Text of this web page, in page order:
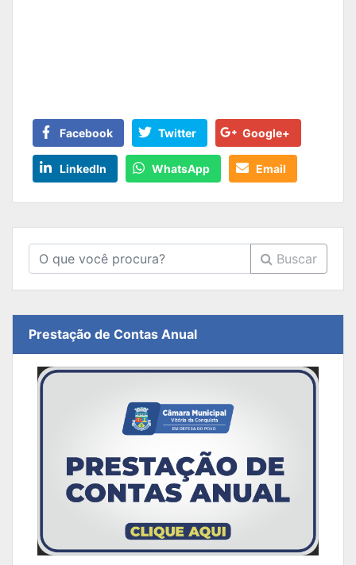
Facebook Twitter Google+
LinkedIn WhatsApp Email
Buscar
Prestação de Contas Anual